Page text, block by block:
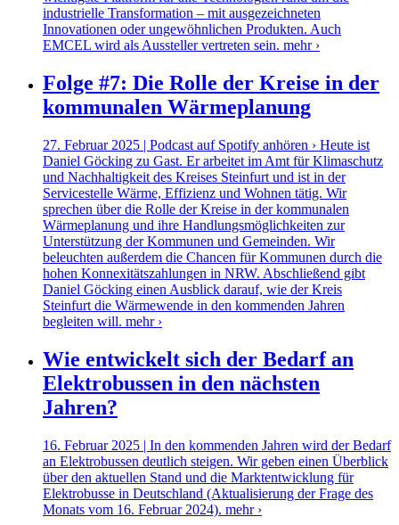
industrielle Transformation – mit ausgezeichneten
Innovationen oder ungewöhnlichen Produkten. Auch
EMCEL wird als Aussteller vertreten sein. mehr ›
Folge #7: Die Rolle der Kreise in der
kommunalen Wärmeplanung
27. Februar 2025 | Podcast auf Spotify anhören › Heute ist
Daniel Göcking zu Gast. Er arbeitet im Amt für Klimaschutz
und Nachhaltigkeit des Kreises Steinfurt und ist in der
Servicestelle Wärme, Effizienz und Wohnen tätig. Wir
sprechen über die Rolle der Kreise in der kommunalen
Wärmeplanung und ihre Handlungsmöglichkeiten zur
Unterstützung der Kommunen und Gemeinden. Wir
beleuchten außerdem die Chancen für Kommunen durch die
hohen Konnexitätszahlungen in NRW. Abschließend gibt
Daniel Göcking einen Ausblick darauf, wie der Kreis
Steinfurt die Wärmewende in den kommenden Jahren
begleiten will. mehr ›
Wie entwickelt sich der Bedarf an
Elektrobussen in den nächsten
Jahren?
16. Februar 2025 | In den kommenden Jahren wird der Bedarf
an Elektrobussen deutlich steigen. Wir geben einen Überblick
über den aktuellen Stand und die Marktentwicklung für
Elektrobusse in Deutschland (Aktualisierung der Frage des
Monats vom 16. Februar 2024). mehr ›